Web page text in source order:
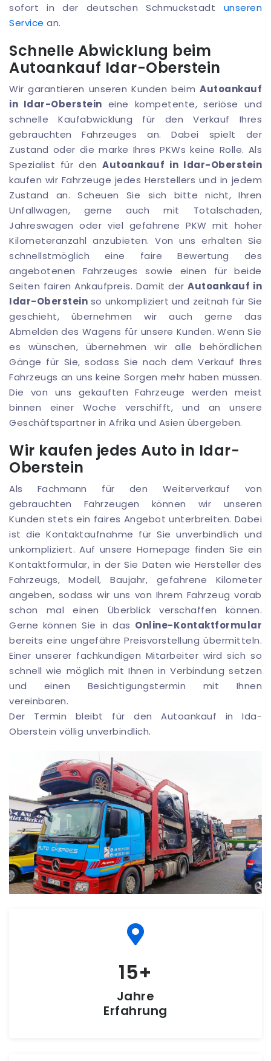
sofort in der deutschen Schmuckstadt unseren
Service an.
Schnelle Abwicklung beim
Autoankauf Idar-Oberstein
Wir garantieren unseren Kunden beim Autoankauf
in Idar-Oberstein eine kompetente, seriöse und
schnelle Kaufabwicklung für den Verkauf Ihres
gebrauchten Fahrzeuges an. Dabei spielt der
Zustand oder die marke Ihres PKWs keine Rolle. Als
Spezialist für denAutoankauf in Idar-Oberstein
kaufen wir Fahrzeuge jedes Herstellers und in jedem
Zustand an. Scheuen Sie sich bitte nicht, Ihren
Unfallwagen, gerne auch mit Totalschaden,
Jahreswagen oder viel gefahrene PKW mit hoher
Kilometeranzahl anzubieten. Von uns erhalten Sie
schnellstmöglich eine faire Bewertung des
angebotenen Fahrzeuges sowie einen für beide
Seiten fairen Ankaufpreis. Damit derAutoankauf in
Idar-Oberstein so unkompliziert und zeitnah für Sie
geschieht, übernehmen wir auch gerne das
Abmelden des Wagens für unsere Kunden. Wenn Sie
es wünschen, übernehmen wir alle behördlichen
Gänge für Sie, sodass Sie nach dem Verkauf Ihres
Fahrzeugs an uns keine Sorgen mehr haben müssen.
Die von uns gekauften Fahrzeuge werden meist
binnen einer Woche verschifft, und an unsere
Geschäftspartner in Afrika und Asien übergeben.
Wir kaufen jedes Auto in Idar-
Oberstein
Als Fachmann für den Weiterverkauf von
gebrauchten Fahrzeugen können wir unseren
Kunden stets ein faires Angebot unterbreiten. Dabei
ist die Kontaktaufnahme für Sie unverbindlich und
unkompliziert. Auf unsere Homepage finden Sie ein
Kontaktformular, in der Sie Daten wie Hersteller des
Fahrzeugs, Modell, Baujahr, gefahrene Kilometer
angeben, sodass wir uns von Ihrem Fahrzeug vorab
schon mal einen Überblick verschaffen können.
Gerne können Sie in das Online-Kontaktformular
bereits eine ungefähre Preisvorstellung übermitteln.
Einer unserer fachkundigen Mitarbeiter wird sich so
schnell wie möglich mit Ihnen in Verbindung setzen
und einen Besichtigungstermin mit Ihnen
vereinbaren.
Der Termin bleibt für den Autoankauf in Ida-
Oberstein völlig unverbindlich.
15
Jahre
Erfahrung